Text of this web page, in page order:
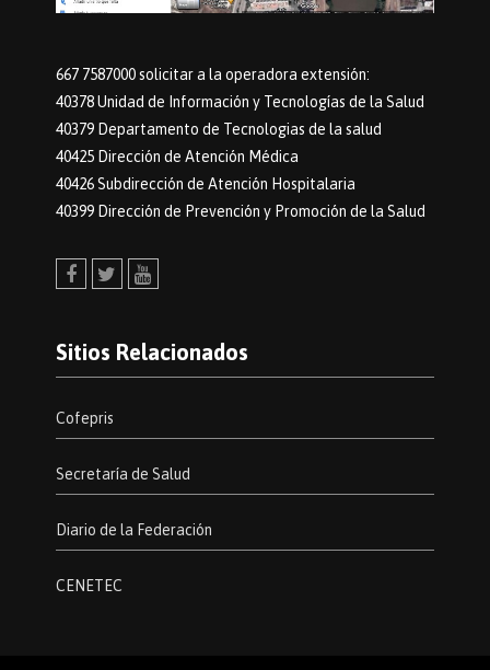
667 7587000 solicitar a la operadora extensión:
40378 Unidad de Información y Tecnologías de la Salud
40379 Departamento de Tecnologias de la salud
40425 Dirección de Atención Médica
40426 Subdirección de Atención Hospitalaria
40399 Dirección de Prevención y Promoción de la Salud
Sitios Relacionados
Cofepris
Secretaría de Salud
Diario de la Federación
CENETEC